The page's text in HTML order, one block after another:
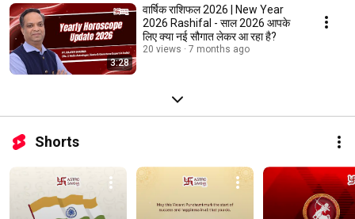
3:28
वार्षिक राशिफल 2026 | New Year
2026 Rashifal - साल 2026 आपके
लिए क्या नई सौगात लेकर आ रहा है?
20 views 7 months ago
Shorts